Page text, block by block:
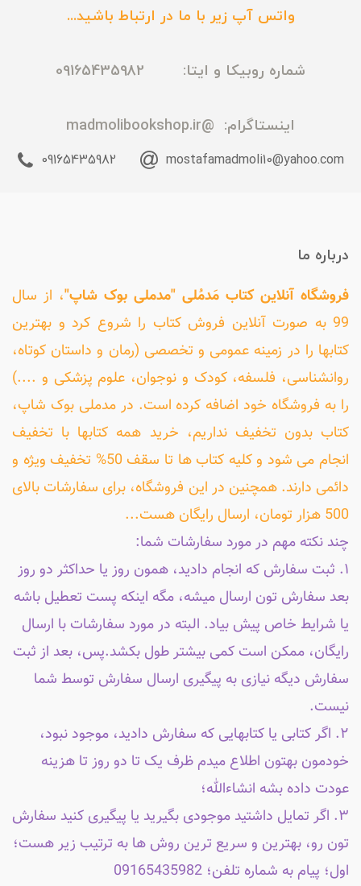
واتس آپ زیر با ما در ارتباط باشید...
شماره روبیکا و ایتا: 09165435982
اینستاگرام: @madmolibookshop.ir
mostafamadmoli10@yahoo.com
09165435982
درباره ما
فروشگاه آنلاین کتاب مَدمُلی "مدملی بوک شاپ"، از سال
99 به صورت آنلاین فروش کتاب را شروع کرد و بهترین
کتابها را در زمینه عمومی و تخصصی (رمان و داستان کوتاه،
روانشناسی، فلسفه، کودک و نوجوان، علوم پزشکی و ....)
را به فروشگاه خود اضافه کرده است. در مدملی بوک شاپ،
کتاب بدون تخفیف نداریم، خرید همه کتابها با تخفیف
انجام می شود و کلیه کتاب ها تا سقف 50% تخفیف ویژه و
دائمی دارند. همچنین در این فروشگاه، برای سفارشات بالای
500 هزار تومان، ارسال رایگان هست...
چند نکته مهم در مورد سفارشات شما:
۱. ثبت سفارش که انجام دادید، همون روز یا حداکثر دو روز
بعد سفارش تون ارسال میشه، مگه اینکه پست تعطیل باشه
یا شرایط خاص پیش بیاد. البته در مورد سفارشات با ارسال
رایگان، ممکن است کمی بیشتر طول بکشد.پس، بعد از ثبت
سفارش دیگه نیازی به پیگیری ارسال سفارش توسط شما
نیست.
۲. اگر کتابی یا کتابهایی که سفارش دادید، موجود نبود،
خودمون بهتون اطلاع میدم ظرف یک تا دو روز تا هزینه
عودت داده بشه انشاءالله؛
۳. اگر تمایل داشتید موجودی بگیرید یا پیگیری کنید سفارش
تون رو، بهترین و سریع ترین روش ها به ترتیب زیر هست؛
اول؛ پیام به شماره تلفن؛ 09165435982